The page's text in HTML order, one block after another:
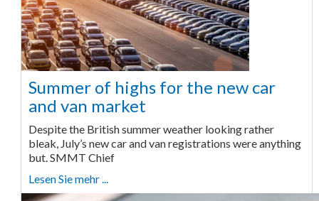
Summer of highs for the new car
and van market
Despite the British summer weather looking rather
bleak, July’s new car and van registrations were anything
but. SMMT Chief
Lesen Sie mehr ...